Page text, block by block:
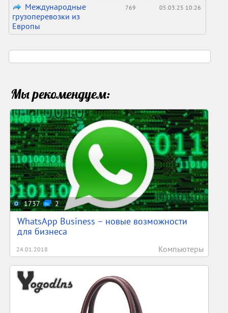
Международные
грузоперевозки из
Европы
769 05.03.25 10:26
Мы рекомендуем:
1737 2
WhatsApp Business – новые возможности
для бизнеса
24.01.2018 Компьютеры